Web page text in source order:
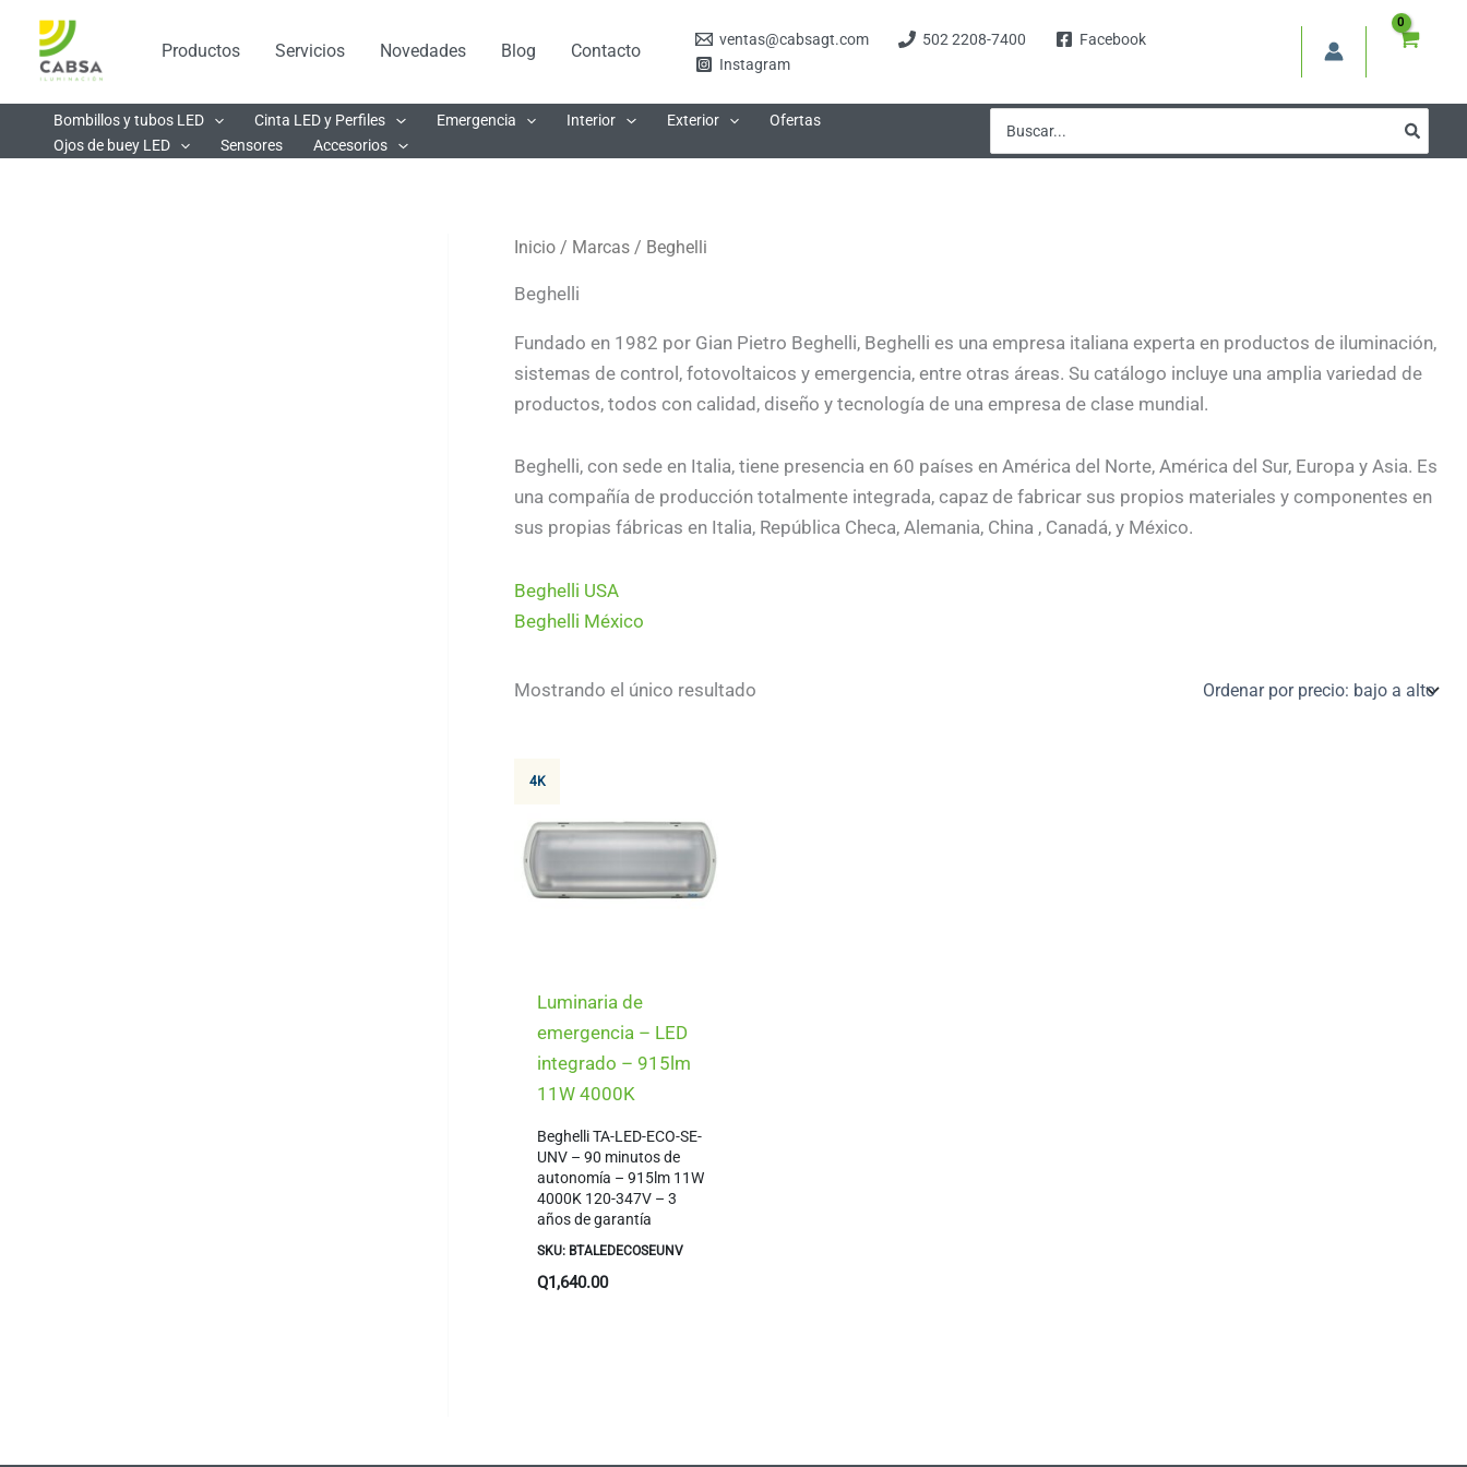
contenido
Productos Servicios Novedades Blog Contacto
ventas@cabsagt.com 502 2208-7400
Facebook
Instagram
Bombillos y tubos LED Cinta LED y Perfiles Emergencia Interior Exterior
Ofertas
Ojos de buey LED
Sensores Accesorios
por:
Inicio / Marcas / Beghelli
Beghelli
Fundado en 1982 por Gian Pietro Beghelli, Beghelli es una empresa italiana experta en productos de iluminación,
sistemas de control, fotovoltaicos y emergencia, entre otras áreas. Su catálogo incluye una amplia variedad de
productos, todos con calidad, diseño y tecnología de una empresa de clase mundial.
Beghelli, con sede en Italia, tiene presencia en 60 países en América del Norte, América del Sur, Europa y Asia. Es
una compañía de producción totalmente integrada, capaz de fabricar sus propios materiales y componentes en
sus propias fábricas en Italia, República Checa, Alemania, China , Canadá, y México.
Beghelli USA
Beghelli México
Mostrando el único resultado
4K
Luminaria de
emergencia – LED
integrado – 915lm
11W 4000K
Beghelli TA-LED-ECO-SE-
UNV – 90 minutos de
autonomía – 915lm 11W
4000K 120-347V – 3
años de garantía
SKU: BTALEDECOSEUNV
Q1,640.00